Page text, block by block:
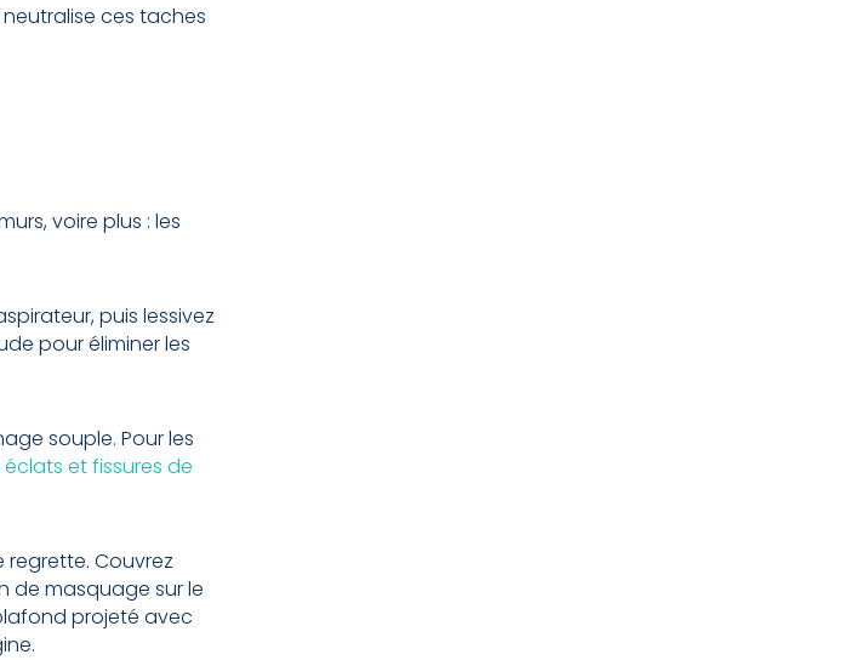
ces taches
voire plus : les
puis lessivez
pour éliminer les
souple. Pour les
éclats et fissures de
regrette. Couvrez
de masquage sur le
projeté avec